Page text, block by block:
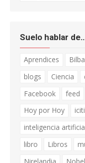
Suelo hablar
Aprendices
blogs
Ciencia
Facebook
feed
Hoy por Hoy
inteligencia
libro
Libros
Nirelandia